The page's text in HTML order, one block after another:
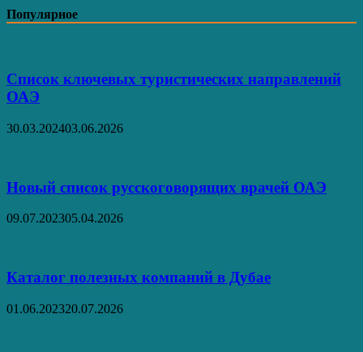
–
пляжный
Популярное
Список ключевых туристических направлений
ОАЭ
30.03.202403.06.2026
Новый список русскоговорящих врачей ОАЭ
09.07.202305.04.2026
Каталог полезных компаний в Дубае
01.06.202320.07.2026